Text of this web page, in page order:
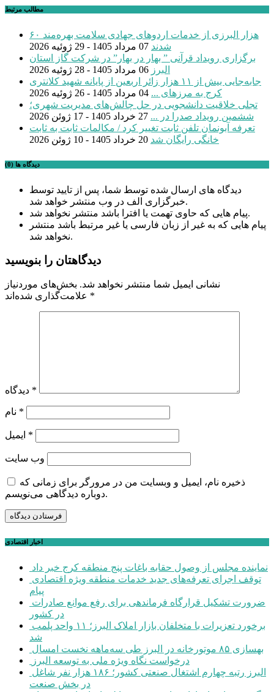
مطالب مرتبط
۶۰ هزار البرزی از خدمات اردوهای جهادی سلامت بهره‌مند
شدند 07 مرداد 1405 - 29 ژوئیه 2026
برگزاری رویداد قرآنی ” بهار در بهار” در شرکت گاز استان
البرز 06 مرداد 1405 - 28 ژوئیه 2026
جابه‌جایی بیش از ۱۱ هزار زائر اربعین از پایانه شهید کلانتری
کرج به مرزهای ... 04 مرداد 1405 - 26 ژوئیه 2026
تجلی خلاقیت دانشجویی در حل چالش‌های مدیریت شهری؛
ششمین رویداد صدرا در ... 27 خرداد 1405 - 17 ژوئن 2026
تعرفه آبونمان تلفن ثابت تغییر کرد / مکالمات ثابت به ثابت
خانگی رایگان شد 20 خرداد 1405 - 10 ژوئن 2026
دیدگاه ها (0)
دیدگاه های ارسال شده توسط شما، پس از تایید توسط
خبرگزاری الف در وب منتشر خواهد شد.
پیام هایی که حاوی تهمت یا افترا باشد منتشر نخواهد شد.
پیام هایی که به غیر از زبان فارسی یا غیر مرتبط باشد منتشر
نخواهد شد.
دیدگاهتان را بنویسید
نشانی ایمیل شما منتشر نخواهد شد. بخش‌های موردنیاز
*
*
*
*
وب‌ سایت
ذخیره نام، ایمیل و وبسایت من در مرورگر برای زمانی که
دوباره دیدگاهی می‌نویسم.
اخبار اقتصادی
نماینده مجلس از وصول حقابه باغات پنج منطقه کرج خبر داد
پیام
در کشور
شد
بهسازی ۸۵ موتورخانه در البرز طی سه‌ماهه نخست امسال
درخواست نگاه ویژه ملی به توسعه البرز
در بخش صنعت